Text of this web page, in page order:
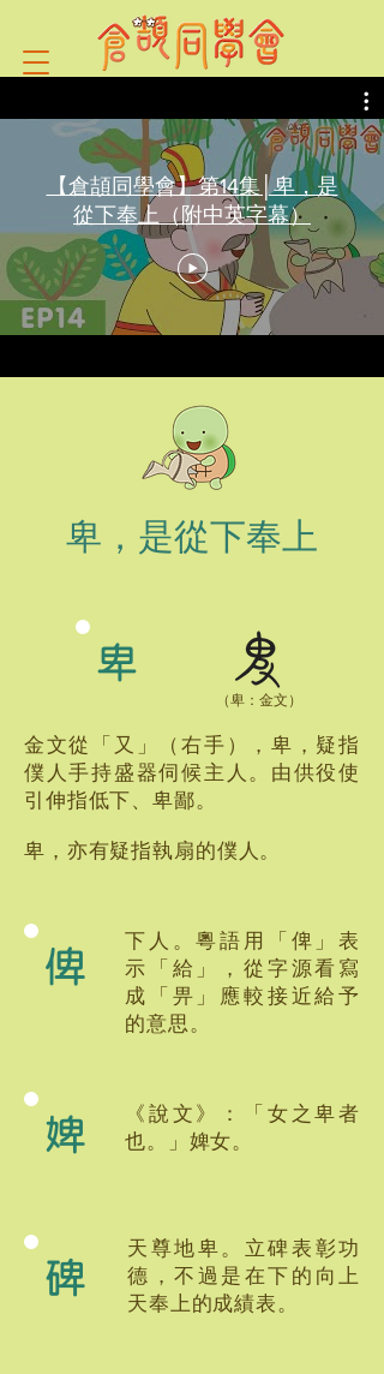
【倉頡同學會】第14集│卑，是
從下奉上（附中英字幕）
碑
天尊地卑。立碑表彰功
德，不過是在下的向上
天奉上的成績表。
卑，是從下奉上
俾
下人。粵語用「俾」表
示「給」，從字源看寫
成「畀」應較接近給予
的意思。
婢
《說文》：「女之卑者
也。」婢女。
卑
​（卑：金文）
金文從「又」（右手），卑，疑指
僕人手持盛器伺候主人。由供役使
引伸指低下、卑鄙。
卑，亦有疑指執扇的僕人。